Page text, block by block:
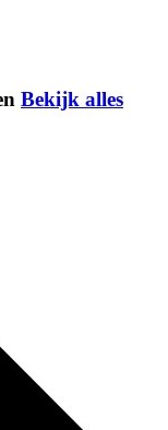
Bekijk alles